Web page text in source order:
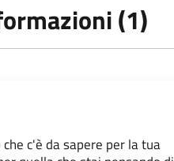
(1)
c'è da sapere per la tua